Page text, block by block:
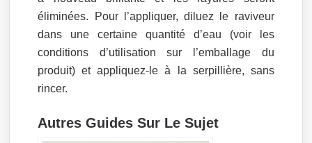
éliminées. Pour l’appliquer, diluez le raviveur
dans une certaine quantité d’eau (voir les
conditions d’utilisation sur l’emballage du
produit) et appliquez-le à la serpillière, sans
rincer.
Autres Guides Sur Le Sujet